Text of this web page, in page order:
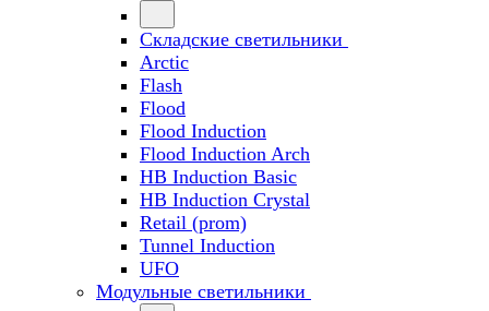
Складские светильники
Arctic
Flash
Flood
Flood Induction
Flood Induction Arch
HB Induction Basic
HB Induction Crystal
Retail (prom)
Tunnel Induction
UFO
Модульные светильники